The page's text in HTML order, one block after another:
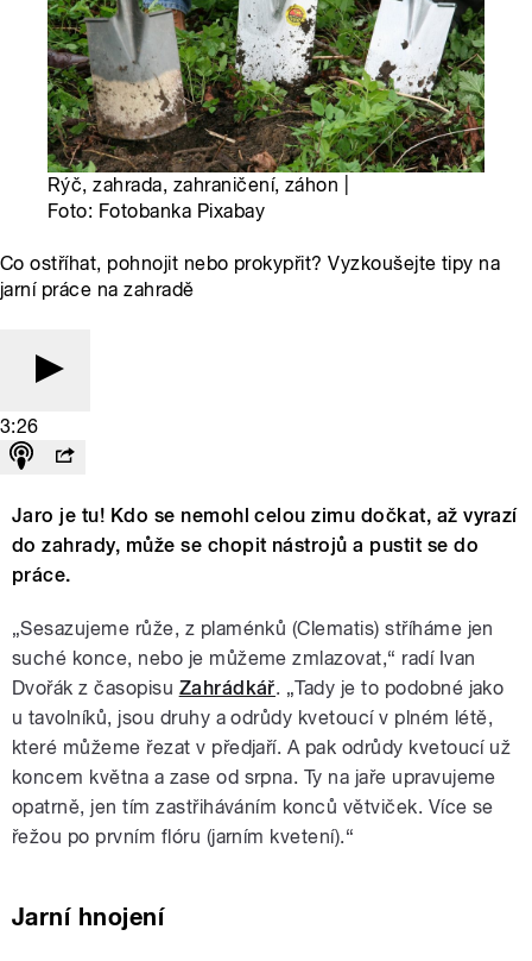
Rýč, zahrada, zahraničení, záhon |
Foto: Fotobanka Pixabay
Co ostříhat, pohnojit nebo prokypřit? Vyzkoušejte tipy na
jarní práce na zahradě
3:26
Jaro je tu! Kdo se nemohl celou zimu dočkat, až vyrazí
do zahrady, může se chopit nástrojů a pustit se do
práce.
„Sesazujeme růže, z plaménků (Clematis) stříháme jen
suché konce, nebo je můžeme zmlazovat,“ radí Ivan
Dvořák z časopisu Zahrádkář. „Tady je to podobné jako
u tavolníků, jsou druhy a odrůdy kvetoucí v plném létě,
které můžeme řezat v předjaří. A pak odrůdy kvetoucí už
koncem května a zase od srpna. Ty na jaře upravujeme
opatrně, jen tím zastřiháváním konců větviček. Více se
řežou po prvním flóru (jarním kvetení).“
Jarní hnojení